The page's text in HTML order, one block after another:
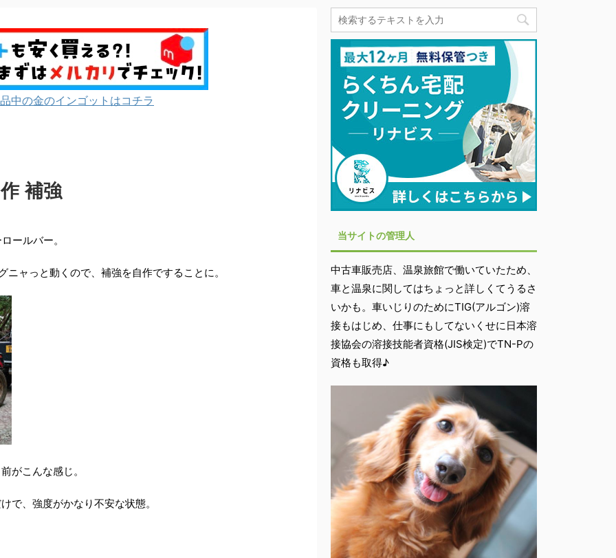
中の金のインゴットはコチラ
補強
ールバー。
ャっと動くので、補強を自作ですることに。
がこんな感じ。
で、強度がかなり不安な状態。
当サイトの管理人
中古車販売店、温泉旅館で働いていたため、
車と温泉に関してはちょっと詳しくてうるさ
いかも。車いじりのためにTIG(アルゴン)溶
接もはじめ、仕事にもしてないくせに日本溶
接協会の溶接技能者資格(JIS検定)でTN-Pの
資格も取得♪